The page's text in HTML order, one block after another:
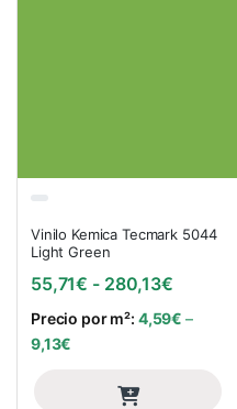
Vinilo Kemica Tecmark 5044
Light Green
55,71€ - 280,13€Rango
Precio por m²: 4,59€ –
9,13€